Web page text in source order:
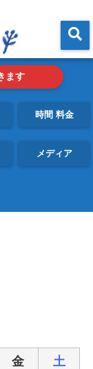
ます
時間 料金
メディア
金 土